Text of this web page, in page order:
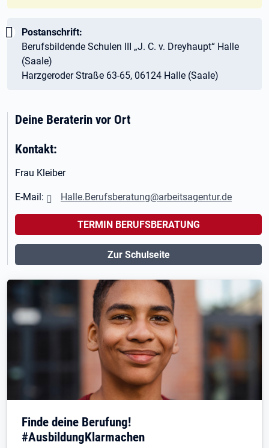
Wichtig:
Postanschrift:
Berufsbildende Schulen III „J. C. v. Dreyhaupt“ Halle
(Saale)
Harzgeroder Straße 63-65, 06124 Halle (Saale)
Deine Beraterin vor Ort
Kontakt:
Frau Kleiber
E-Mail: Halle.Berufsberatung@arbeitsagentur.de
TERMIN BERUFSBERATUNG
Zur Schulseite
Finde deine Berufung!
#AusbildungKlarmachen